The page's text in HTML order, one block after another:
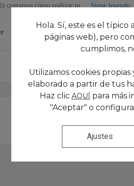
Hola. Sí, este es el típico
páginas web), pero
cumplimos,
Utilizamos cookies
elaborado a partir de tus
Haz clic AQUÍ para más
"Aceptar" o
Ajustes